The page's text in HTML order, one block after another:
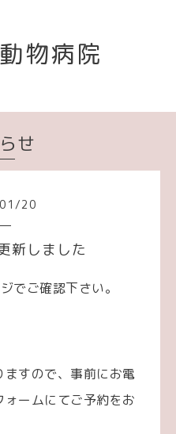
物病院
せ
01 /20
新しました
でご確認下さい。
すので、事前にお電
ームにてご予約をお